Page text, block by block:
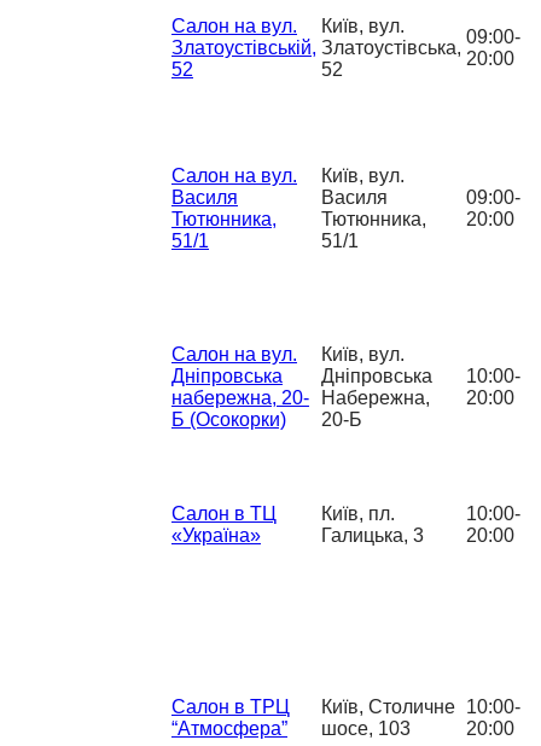
Салон на вул.
Златоустівській,
52
Київ, вул.
Златоустівська,
52
09:00-
20:00
Салон на вул.
Василя
Тютюнника,
51/1
Київ, вул.
Василя
Тютюнника,
51/1
09:00-
20:00
Салон на вул.
Дніпровська
набережна, 20-
Б (Осокорки)
Київ, вул.
Дніпровська
Набережна,
20-Б
10:00-
20:00
Салон в ТЦ
«Україна»
Київ, пл.
Галицька, 3
10:00-
20:00
Салон в ТРЦ
“Атмосфера”
Київ, Столичне
шосе, 103
10:00-
20:00